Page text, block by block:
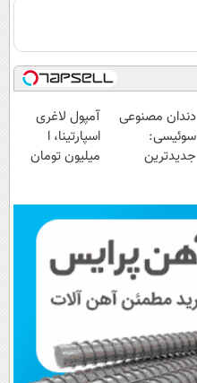
دندان مصنوعی
سوئیسی:
جدیدترین
پرداخت قسطی
آمپول لاغری
اسپارتینا، ا
میلیون تومان